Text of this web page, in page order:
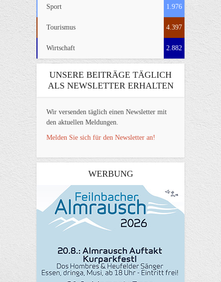
Sport 1.976
Tourismus 4.397
Wirtschaft 2.882
UNSERE BEITRÄGE TÄGLICH
ALS NEWSLETTER ERHALTEN
Wir versenden täglich einen Newsletter mit
den aktuellen Meldungen.
Melden Sie sich für den Newsletter an!
WERBUNG